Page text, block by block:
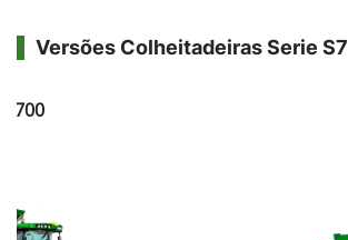
Versões Colheitadeiras Serie S7
700